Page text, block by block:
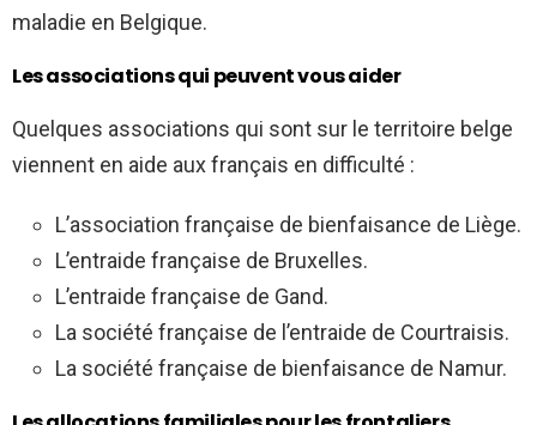
maladie en Belgique.
Les associations qui peuvent vous aider
Quelques associations qui sont sur le territoire belge
viennent en aide aux français en difficulté :
L’association française de bienfaisance de Liège.
L’entraide française de Bruxelles.
L’entraide française de Gand.
La société française de l’entraide de Courtraisis.
La société française de bienfaisance de Namur.